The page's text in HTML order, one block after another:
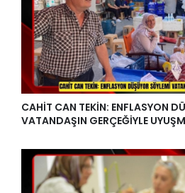
CAHİT CAN TEKİN: ENFLASYON
VATANDAŞIN GERÇEĞİYLE